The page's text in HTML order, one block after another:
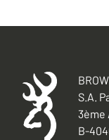
S.A.
3ème
B-